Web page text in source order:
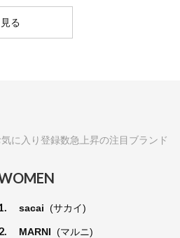
る
に入り登録数急上昇の注目ブランド
sacai (サカイ)
MARNI (マルニ)